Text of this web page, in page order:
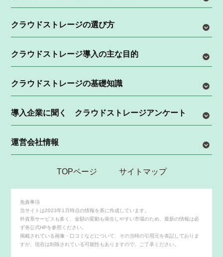
クラウドストレージの選び方
クラウドストレージ導入の主な目的
クラウドストレージの基礎知識
導入企業に聞く クラウドストレージアンケート
運営会社情報
TOPページ サイトマップ
免責事項
当サイトは2023年1月時点の情報を基に作成しています。
外資系サービスも多く、金額の変動も発生しやすい市場のため、最新の情報は必
ず各公式HPを参照ください。
掲載されている画像・口コミなどについて、その当時の引用元を表記しておりま
すが、現在は削除されている可能性もありますので、ご了承ください。